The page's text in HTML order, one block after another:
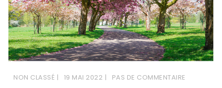
NON CLASSÉ 19 MAI 2022 PAS DE COMMENTAIRE